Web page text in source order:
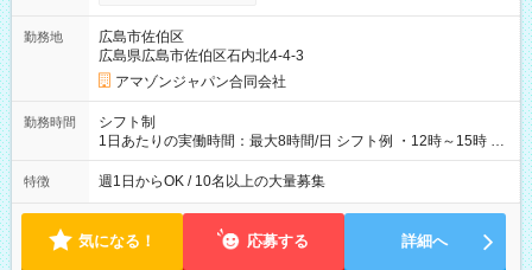
制度あり ※前払い額の上限あり、手数料無料（Amazon負担）
勤務地
広島市佐伯区
広島県広島市佐伯区石内北4-4-3
アマゾンジャパン合同会社
勤務時間
シフト制
1日あたりの実働時間：最大8時間/日 シフト例 ・12時～15時 入
社後、就業可能シフトをご確認の上、申請してください。
特徴 週1日からOK / 10名以上の大量募集
気になる！ 応募する 詳細へ